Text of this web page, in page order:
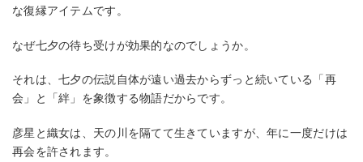
な復縁アイテムです。
なぜ七夕の待ち受けが効果的なのでしょうか。
それは、七夕の伝説自体が遠い過去からずっと続いている「再
会」と「絆」を象徴する物語だからです。
彦星と織女は、天の川を隔てて生きていますが、年に一度だけは
再会を許されます。